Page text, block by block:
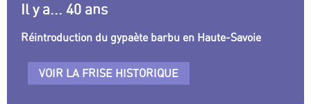
Il y a... 40 ans
Réintroduction du gypaète barbu en Haute-Savoie
VOIR LA FRISE HISTORIQUE